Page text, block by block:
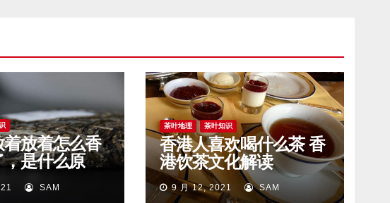
放着怎么香
是什么原
SAM
茶叶地理 茶叶知识
香港人喜欢喝什么茶 香
港饮茶文化解读
9 月 12, 2021 SAM